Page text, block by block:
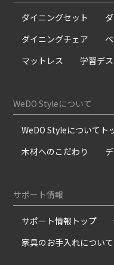
ダイニングセット
ダイニングチェア
マットレス
学習デ
WeDO Styleについて
WeDO Styleについてト
木材へのこだわり
サポート情報
サポート情報トップ
家具のお手入れについて